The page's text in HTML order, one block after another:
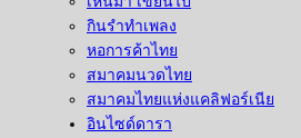
กินรำทำเพลง
หอการค้าไทย
สมาคมนวดไทย
สมาคมไทยแห่งแคลิฟอร์เนีย
อินไซด์ดารา